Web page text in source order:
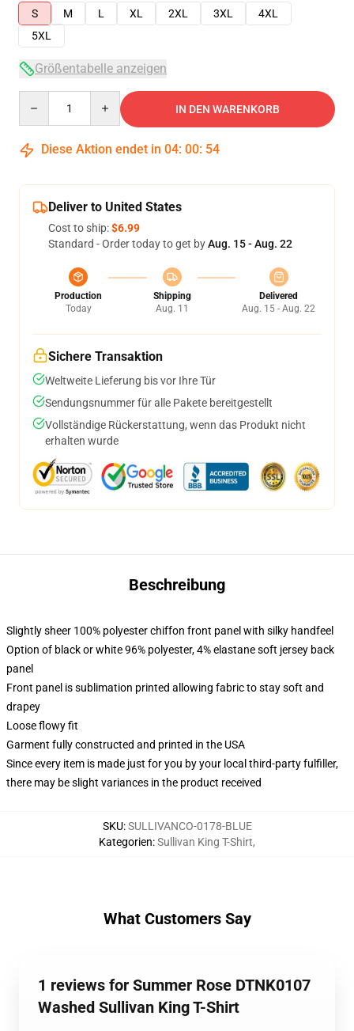
S
M L XL 2XL 3XL
4XL
5XL
Größentabelle anzeigen
IN DEN WARENKORB
Diese Aktion endet in 04: 00: 54
Deliver to United States
Cost to ship:$6.99
Standard - Order today to get byAug. 15 - Aug. 22
Production
Today
Shipping
Aug. 11
Delivered
Aug. 15 - Aug. 22
Sichere Transaktion
Weltweite Lieferung bis vor Ihre Tür
Sendungsnummer für alle Pakete bereitgestellt
Vollständige Rückerstattung, wenn das Produkt nicht
erhalten wurde
Beschreibung
Slightly sheer 100% polyester chiffon front panel with silky handfeel
Option of black or white 96% polyester, 4% elastane soft jersey back
panel
Front panel is sublimation printed allowing fabric to stay soft and
drapey
Loose flowy fit
Garment fully constructed and printed in the USA
Since every item is made just for you by your local third-party fulfiller,
there may be slight variances in the product received
SKU:SULLIVANCO-0178-BLUE
Kategorien:Sullivan King T-Shirt,
What Customers Say
1 reviews for Summer Rose DTNK0107
Washed Sullivan King T-Shirt